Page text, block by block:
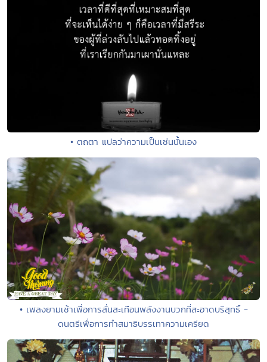
• ตถตา แปลว่าความเป็นเช่นนั้นเอง
• เพลงยามเช้าเพื่อการสั่นสะเทือนพลังงานบวกที่สะอาดบริสุทธิ์ -
ดนตรีเพื่อการทำสมาธิบรรเทาความเครียด